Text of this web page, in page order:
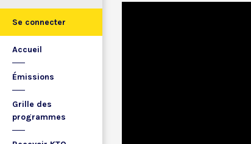
Se connecter
Accueil
Émissions
Grille des
programmes